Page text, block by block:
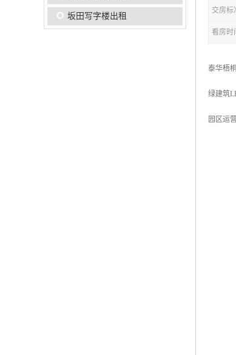
坂田写字楼出租
交房标
看房时
泰华梧
绿建筑
园区运